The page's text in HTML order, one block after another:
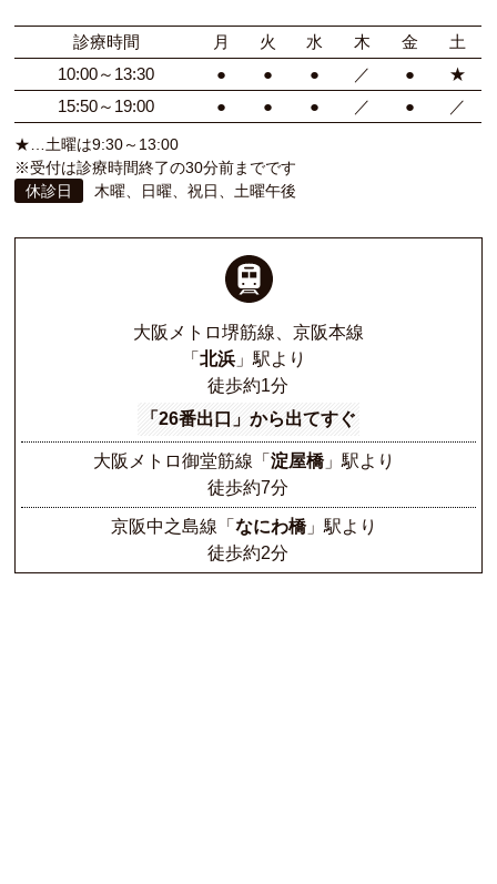
診療時間 月 火 水 木 金
土
10:00～13:30
● ● ● ／ ●
★
15:50～19:00
● ● ● ／ ● ／
★…土曜は9:30～13:00
※受付は診療時間終了の30分前までです
休診日
木曜、日曜、祝日、土曜午後
大阪メトロ堺筋線、京阪本線
「 北浜」駅より
徒歩約1分
「26番出口」から出てすぐ
大阪メトロ御堂筋線 「 淀屋橋」駅より
徒歩約7分
京阪中之島線 「 なにわ橋」駅より
徒歩約2分